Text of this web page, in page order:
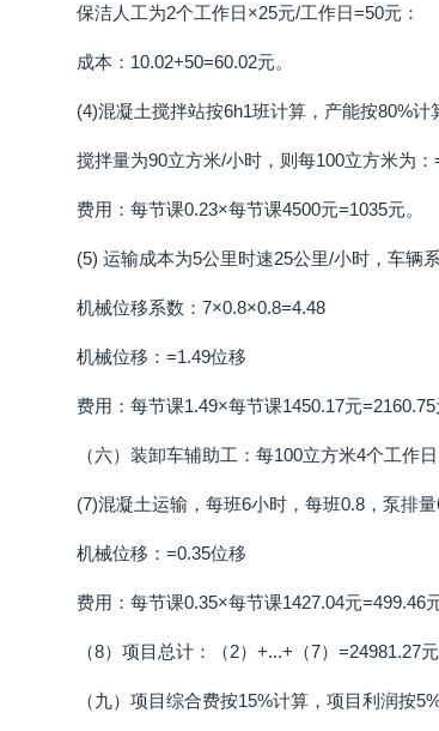
保洁人工为2个工作日×25元/工作日=50元：
成本：10.02+50=60.02元。
(4)混凝土搅拌站按6h1班计算，产能按80%计
搅拌量为90立方米/小时，则每100立方米为：
费用：每节课0.23×每节课4500元=1035元。
(5) 运输成本为5公里时速25公里/小时，车辆
机械位移系数：7×0.8×0.8=4.48
机械位移：=1.49位移
费用：每节课1.49×每节课1450.17元=2160.75
（六）装卸车辅助工：每100立方米4个工作
(7)混凝土运输，每班6小时，每班0.8，泵排量
机械位移：=0.35位移
费用：每节课0.35×每节课1427.04元=499.46
（8）项目总计：（2）+...+（7）=24981.27
（九）项目综合费按15%计算，项目利润按